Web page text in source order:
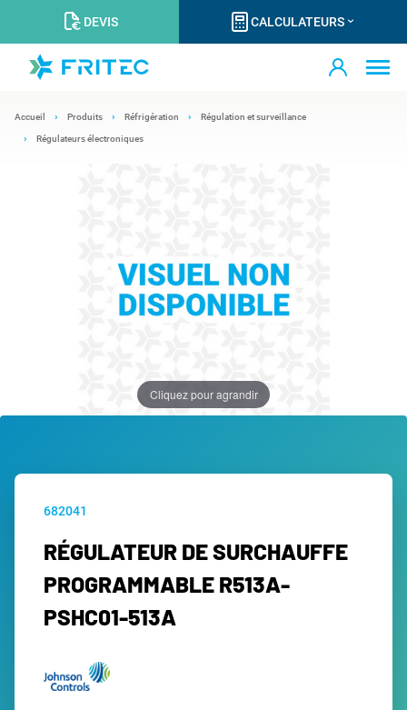
DEVIS CALCULATEURS
Accueil Produits Réfrigération Régulation et surveillance
Régulateurs électroniques
Cliquez pour agrandir
682041
RÉGULATEUR DE SURCHAUFFE
PROGRAMMABLE R513A-
PSHC01-513A